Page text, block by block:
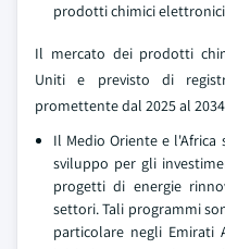
prodotti chimici
Il mercato dei prodotti
Uniti e previsto di
promettente dal 2025 al
Il Medio Oriente e
sviluppo per gli
progetti di energie
settori. Tali programmi
particolare negli Emirati